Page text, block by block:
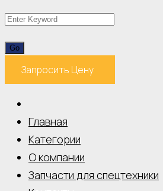
Запросить Цену
Главная
Категории
О компании
Запчасти для спецтехники